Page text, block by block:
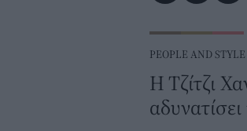
PEOPLE AND STYLE
Η Τζίτζι